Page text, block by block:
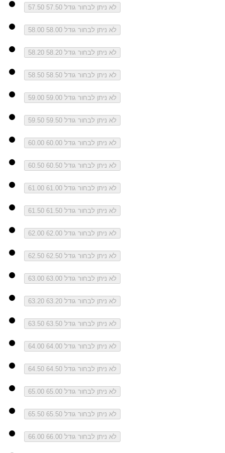
57.50 לא ניתן לבחור גודל 57.50
58.00 לא ניתן לבחור גודל 58.00
58.20 לא ניתן לבחור גודל 58.20
58.50 לא ניתן לבחור גודל 58.50
59.00 לא ניתן לבחור גודל 59.00
59.50 לא ניתן לבחור גודל 59.50
60.00 לא ניתן לבחור גודל 60.00
60.50 לא ניתן לבחור גודל 60.50
61.00 לא ניתן לבחור גודל 61.00
61.50 לא ניתן לבחור גודל 61.50
62.00 לא ניתן לבחור גודל 62.00
62.50 לא ניתן לבחור גודל 62.50
63.00 לא ניתן לבחור גודל 63.00
63.20 לא ניתן לבחור גודל 63.20
63.50 לא ניתן לבחור גודל 63.50
64.00 לא ניתן לבחור גודל 64.00
64.50 לא ניתן לבחור גודל 64.50
65.00 לא ניתן לבחור גודל 65.00
65.50 לא ניתן לבחור גודל 65.50
66.00 לא ניתן לבחור גודל 66.00